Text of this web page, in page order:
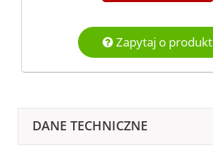
Zapytaj o produkt
DANE TECHNICZNE